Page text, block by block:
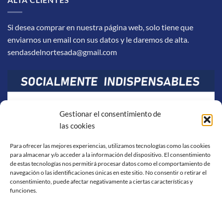
Gestionar el consentimiento de
las cookies
Para ofrecer las mejores experiencias, utilizamos tecnologías como las cookies
para almacenar y/o acceder a la información del dispositivo. El consentimiento
de estas tecnologías nos permitirá procesar datos como el comportamiento de
navegación o las identificaciones únicas en este sitio. No consentir o retirar el
consentimiento, puede afectar negativamente a ciertas características y
funciones.
Si desea comprar en nuestra página web, solo tiene que
enviarnos un email con sus datos y le daremos de alta.
sendasdelnortesada@gmail.com